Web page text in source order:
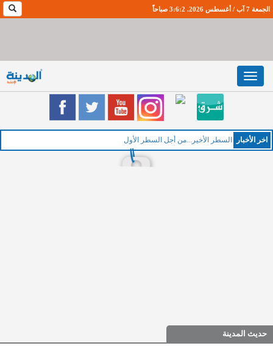
الجمعة 7 آب / أغسطس 2026. 3:6:3 صباحاً
Toggle
navigation
اخر اﻷخبار السطر الأخير...من أجل السطر الأول
حديث المدينة